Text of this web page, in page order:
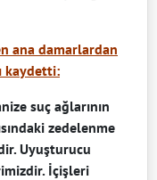
ana damarlardan
kaydetti:
suç ağlarının
zedelenme
Uyuşturucu
İçişleri